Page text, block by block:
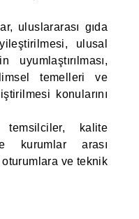
uluslararası gıda
ulusal
temelleri ve
konularını
temsilciler, kalite
kurumlar arası
ve teknik